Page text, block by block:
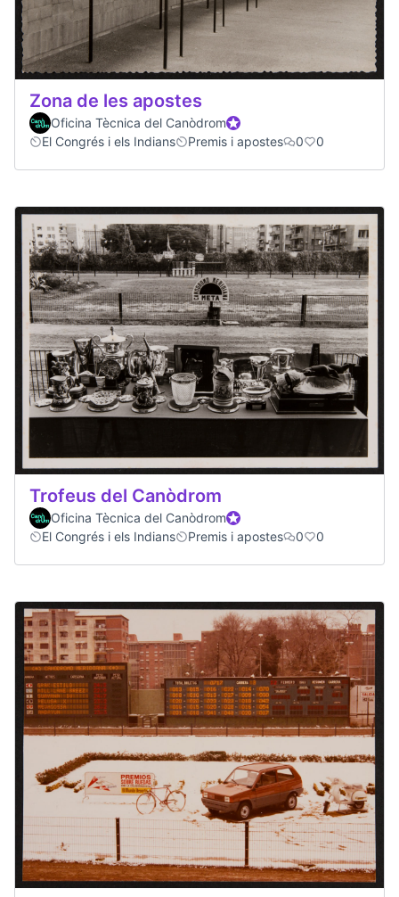
Zona de les apostes
Oficina Tècnica del CanòdromOfficial participant
El Congrés i els Indians
Premis i apostes 0 0
Trofeus del Canòdrom
Oficina Tècnica del CanòdromOfficial participant
El Congrés i els Indians
Premis i apostes 0 0